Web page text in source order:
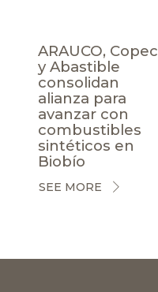
ARAUCO, Copec
y Abastible
consolidan
alianza para
avanzar con
combustibles
sintéticos en
Biobío
SEE MORE